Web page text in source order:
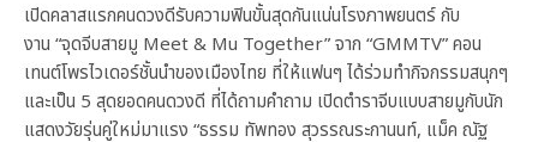
เปิดคลาสแรกคนดวงดีรับความฟินขั้นสุดกันแน่นโรงภาพยนตร์ กับ
งาน “จุดจีบสายมู Meet & Mu Together” จาก “GMMTV” คอน
เทนต์โพรไวเดอร์ชั้นนำของเมืองไทย ที่ให้แฟนๆ ได้ร่วมทำกิจกรรมสนุกๆ
และเป็น 5 สุดยอดคนดวงดี ที่ได้ถามคำถาม เปิดตำราจีบแบบสายมูกับนัก
แสดงวัยรุ่นคู่ใหม่มาแรง “ธรรม ทัพทอง สุวรรณระกานนท์, แม็ค ณัฐ